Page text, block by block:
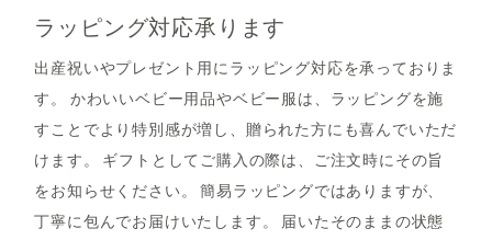
ラッピング対応承ります
出産祝いやプレゼント用にラッピング対応を承っておりま
す。 かわいいベビー用品やベビー服は、ラッピングを施
すことでより特別感が増し、贈られた方にも喜んでいただ
けます。 ギフトとしてご購入の際は、ご注文時にその旨
をお知らせください。 簡易ラッピングではありますが、
丁寧に包んでお届けいたします。 届いたそのままの状態